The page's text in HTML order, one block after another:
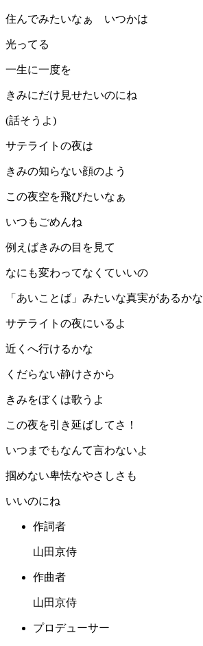
住んでみたいなぁ いつかは
光ってる
一生に一度を
きみにだけ見せたいのにね
(話そうよ)
サテライトの夜は
きみの知らない顔のよう
この夜空を飛びたいなぁ
いつもごめんね
例えばきみの目を見て
なにも変わってなくていいの
「あいことば」みたいな真実があるかな
サテライトの夜にいるよ
近くへ行けるかな
くだらない静けさから
きみをぼくは歌うよ
この夜を引き延ばしてさ！
いつまでもなんて言わないよ
掴めない卑怯なやさしさも
いいのにね
作詞者
山田京侍
作曲者
山田京侍
プロデューサー